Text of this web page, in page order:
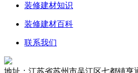
装修建材知识
装修建材百科
联系我们
地址：江苏省苏州市吴江区七都镇亨